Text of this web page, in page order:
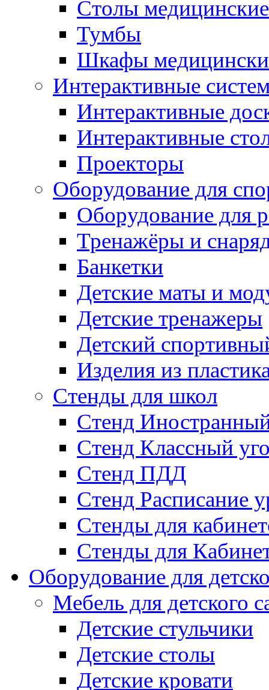
Столы медицинские
Тумбы
Шкафы
Интерактивные
Интерактивные
Интерактивные
Проекторы
Оборудование для
Оборудование для
Тренажёры и
Банкетки
Детские маты и
Детские тренажеры
Детский
Изделия из
Стенды для школ
Стенд
Стенд Классный
Стенд ПДД
Стенд Расписание
Стенды для
Стенды для
Оборудование для
Мебель для детского
Детские стульчики
Детские столы
Детские кровати